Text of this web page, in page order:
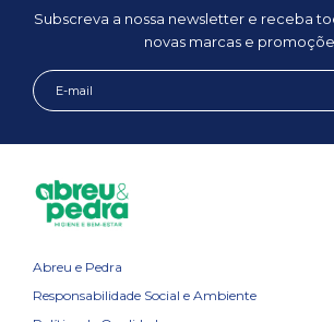
Subscreva a nossa newsletter e receba
novas marcas e
Abreu e Pedra
Responsabilidade Social e Ambiente